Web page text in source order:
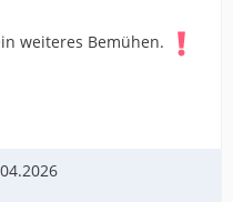
weiteres Bemühen.